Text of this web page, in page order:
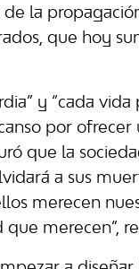
la
que hoy
y “cada vida
por ofrecer
que la
a sus
merecen
merecen”,